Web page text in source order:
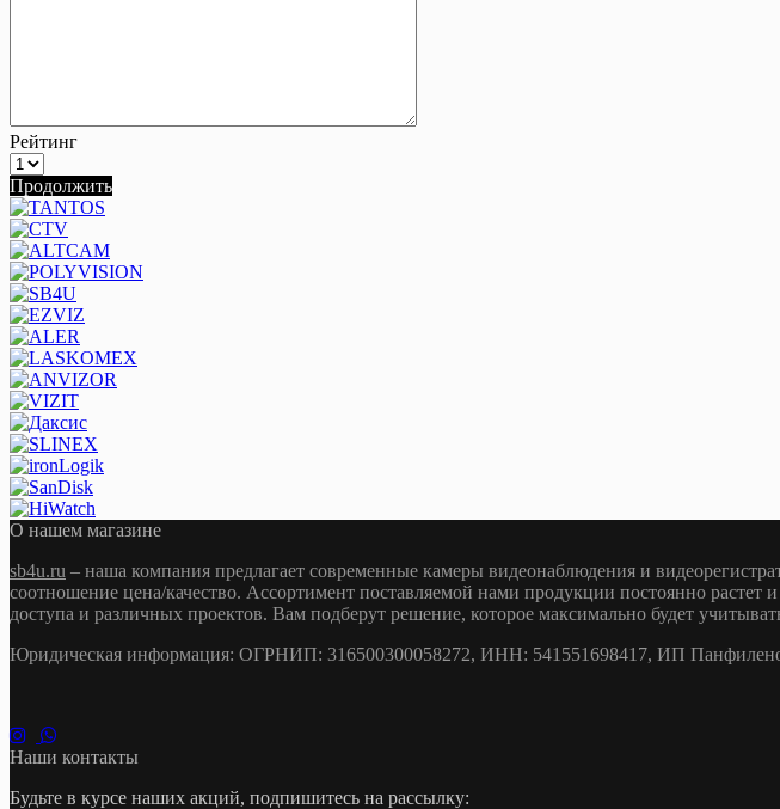
Рейтинг
Продолжить
О нашем магазине
sb4u.ru – наша компания предлагает современные камеры видеонаблюдения и
соотношение цена/качество. Ассортимент поставляемой нами продукции постоянно растет
доступа и различных проектов. Вам подберут решение, которое максимально будет
Юридическая информация: ОГРНИП: 316500300058272, ИНН: 541551698417, ИП
Наши контакты
Будьте в курсе наших акций, подпишитесь на рассылку: